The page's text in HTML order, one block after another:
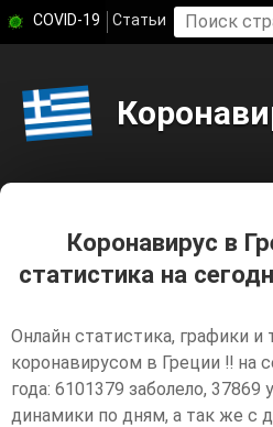
COVID-19 Статьи
Коронавирус в
статистика на
Онлайн статистика, графики
коронавирусом в Греции ‼️ на
года: 6101379 заболело, 37869
динамики по дням, а так же с